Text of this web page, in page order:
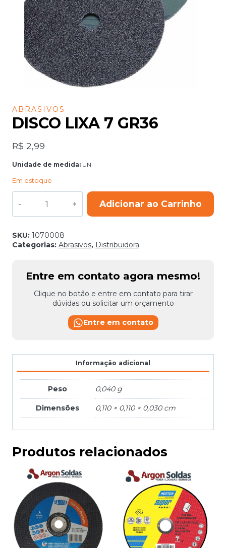
ABRASIVOS
DISCO LIXA 7 GR36
R$ 2,99
Unidade de medida: UN
Em estoque
LIXA
7
quantidade
Adicionar ao Carrinho
SKU: 1070008
Categorias: Abrasivos, Distribuidora
Entre em contato agora mesmo!
Clique no botão e entre em contato para tirar
dúvidas ou solicitar um orçamento
Entre em contato
Informação adicional
Peso 0,040 g
Dimensões 0,110 × 0,110 × 0,030 cm
Produtos relacionados